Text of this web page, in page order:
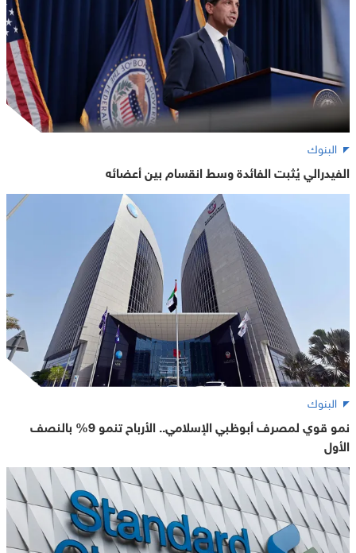
البنوك
الفيدرالي يُثبت الفائدة وسط انقسام بين أعضائه
البنوك
نمو قوي لمصرف أبوظبي الإسلامي.. الأرباح تنمو 9% بالنصف
الأول